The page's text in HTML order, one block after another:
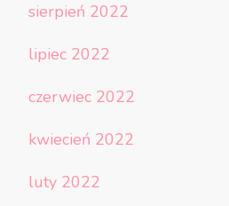
sierpień 2022
lipiec 2022
czerwiec 2022
kwiecień 2022
luty 2022